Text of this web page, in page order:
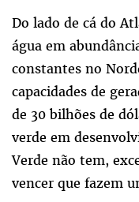
Do lado de cá do
água em
constantes no
capacidades de
de 30 bilhões de
verde em
Verde não tem,
vencer que fazem